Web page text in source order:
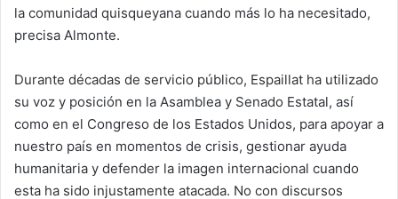
la comunidad quisqueyana cuando más lo ha necesitado,
precisa Almonte.
Durante décadas de servicio público, Espaillat ha utilizado
su voz y posición en la Asamblea y Senado Estatal, así
como en el Congreso de los Estados Unidos, para apoyar a
nuestro país en momentos de crisis, gestionar ayuda
humanitaria y defender la imagen internacional cuando
esta ha sido injustamente atacada. No con discursos